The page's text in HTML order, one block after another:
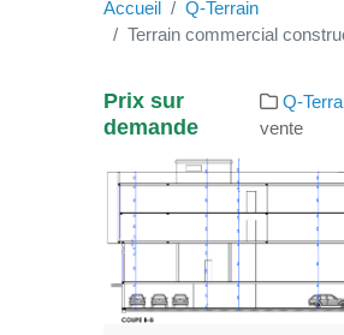
Accueil
Q-Terrain
Terrain commercial
Prix sur
demande
Q-
vente